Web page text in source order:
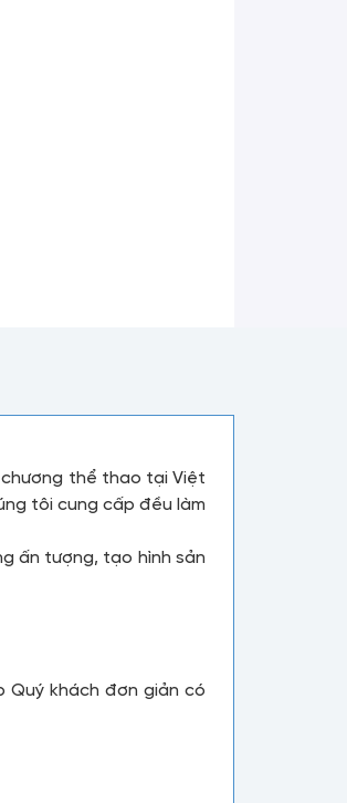
chương thể thao tại Việt
tôi cung cấp đều làm
ấn tượng, tạo hình sản
Quý khách đơn giản có